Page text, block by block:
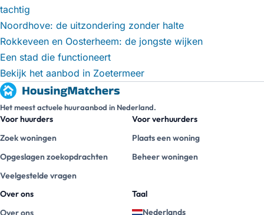
tachtig
Noordhove: de uitzondering zonder halte
Rokkeveen en Oosterheem: de jongste wijken
Een stad die functioneert
Bekijk het aanbod in Zoetermeer
Het meest actuele huuraanbod in Nederland.
Voor huurders
Zoek woningen
Opgeslagen zoekopdrachten
Veelgestelde vragen
Voor verhuurders
Plaats een woning
Beheer woningen
Over ons
Over ons
Taal
Nederlands